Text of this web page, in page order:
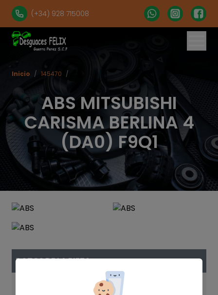
(+34) 928 715008
ABS MITSUBISHI
CARISMA BERLINA 4
(DA0) F9Q1
Inicio / 145470 /
DATOS DE LA PIEZA